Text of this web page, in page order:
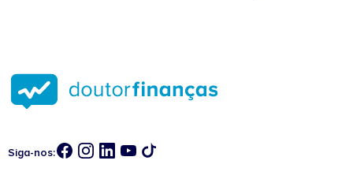
Siga-nos: